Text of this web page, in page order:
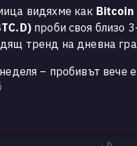
видяхме как Bitcoin
проби своя близо
тренд на дневна
– пробивът вече